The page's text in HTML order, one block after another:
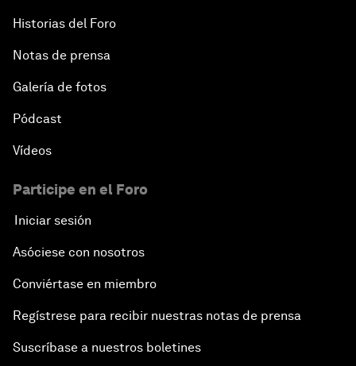
Historias del Foro
Notas de prensa
Galería de fotos
Pódcast
Vídeos
Participe en el Foro
Iniciar sesión
Asóciese con nosotros
Conviértase en miembro
Regístrese para recibir nuestras notas de prensa
Suscríbase a nuestros boletines